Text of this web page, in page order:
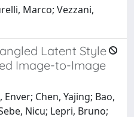
Marco; Vezzani,
Latent Style
Image-to-Image
Chen, Yajing; Bao,
Nicu; Lepri, Bruno;